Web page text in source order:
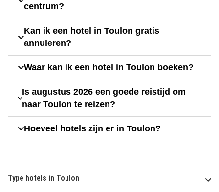
centrum?
Kan ik een hotel in Toulon gratis
annuleren?
Waar kan ik een hotel in Toulon boeken?
Is augustus 2026 een goede reistijd om
naar Toulon te reizen?
Hoeveel hotels zijn er in Toulon?
Type hotels in Toulon